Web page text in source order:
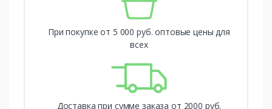
При покупке от 5 000 руб. оптовые цены для
всех
Доставка при сумме заказа от 2000 руб.